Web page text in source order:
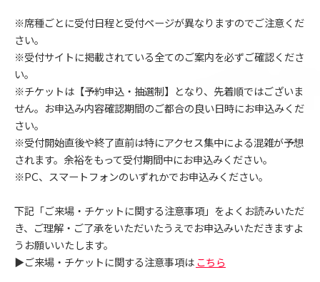
※席種ごとに受付日程と受付ページが異なりますのでご注意くだ
さい。
※受付サイトに掲載されている全てのご案内を必ずご確認くださ
い。
※チケットは【予約申込・抽選制】となり、先着順ではございま
せん。お申込み内容確認期間のご都合の良い日時にお申込みくだ
さい。
※受付開始直後や終了直前は特にアクセス集中による混雑が予想
されます。余裕をもって受付期間中にお申込みください。
※PC、スマートフォンのいずれかでお申込みください。
下記「ご来場・チケットに関する注意事項」をよくお読みいただ
き、ご理解・ご了承をいただいたうえでお申込みいただきますよ
うお願いいたします。
▶︎ご来場・チケットに関する注意事項は こちら